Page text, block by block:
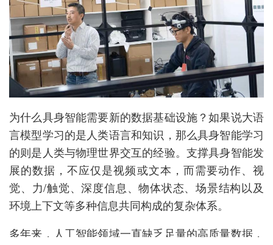
为什么具身智能需要新的数据基础设施？如果说大语
言模型学习的是人类语言和知识，那么具身智能学习
的则是人类与物理世界交互的经验。支撑具身智能发
展的数据，不应仅是视频或文本，而需要动作、视
觉、力/触觉、深度信息、物体状态、场景结构以及
环境上下文等多种信息共同构成的复杂体系。
多年来，人工智能领域一直缺乏足量的高质量数据，